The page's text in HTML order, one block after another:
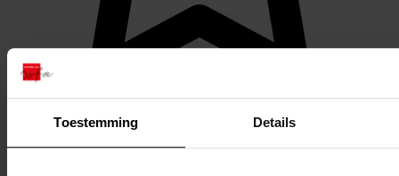
Toestemming Details
Favoriet of een notitie maken